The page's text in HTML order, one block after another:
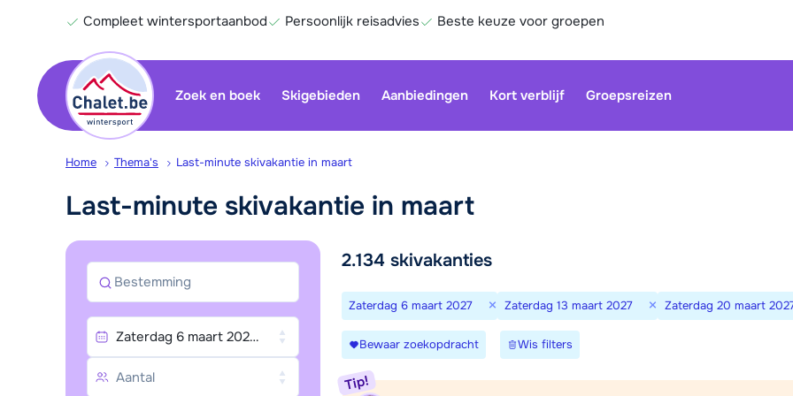
Compleet wintersportaanbod Persoonlijk reisadvies Beste keuze voor groepen
Zoek en boek Skigebieden Aanbiedingen Kort verblijf Groepsreizen
Home Thema's Last-minute skivakantie in maart
Last-minute skivakantie in maart
Zoek en boek
2.134 skivakanties
Zaterdag 6 maart 2027 × Zaterdag 13 maart 2027 × Zaterdag 20 maart
Bewaar zoekopdracht Wis filters
Tip!
Bestemming
Zaterdag 6 maart 2027, Zaterdag 13 maart 2027, Zaterdag 20 maart 2027, Zaterdag 27 maart 2027